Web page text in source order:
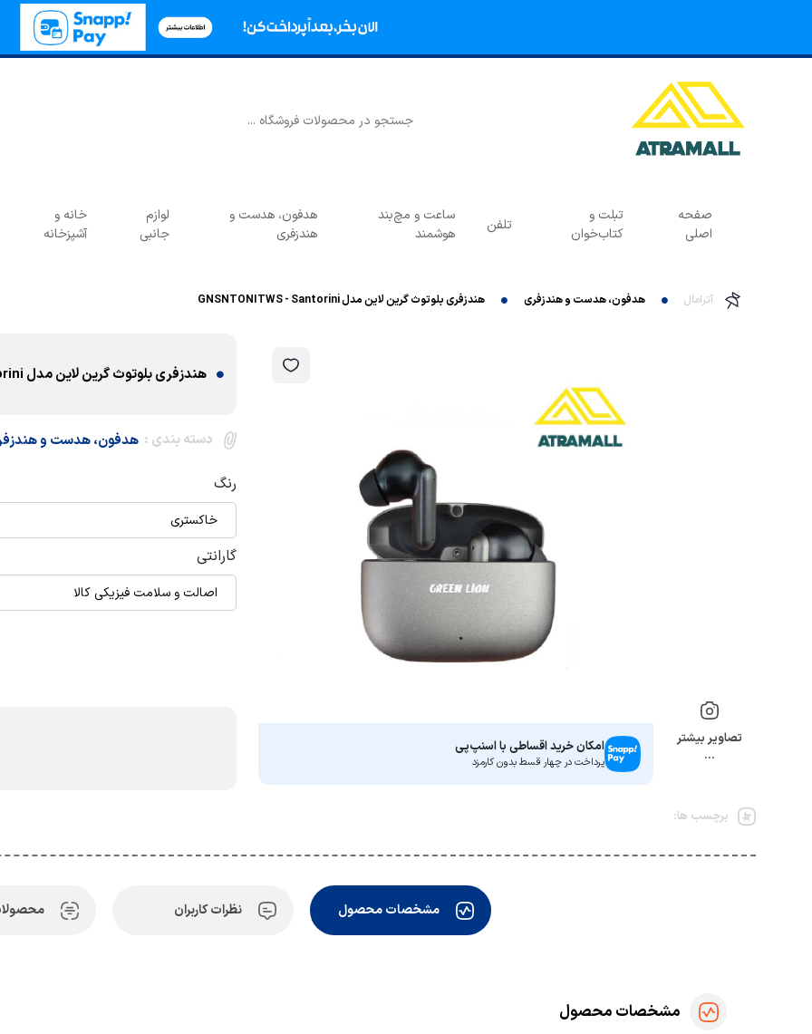
صفحه
اصلی
تبلت و
کتاب‌خوان
تلفن
ساعت و مچ‌بند
هوشمند
هدفون، هدست و
هندزفری
لوازم
جانبی
خانه و
آشپزخانه
آترامال هدفون، هدست و هندزفری هندزفری بلوتوث گرین لاین مدل GNSNTONITWS - Santorini
تصاویر بیشتر
…
امکان خرید اقساطی با اسنپ‌پی
پرداخت در چهار قسط بدون کارمزد
هندزفری بلوتوث گرین لاین مدل GNSNTONITWS - Santorini
دسته بندی : هدفون، هدست و
رنگ
خاکستری
گارانتی
اصالت و سلامت فیزیکی کالا
برچسب ها:
مشخصات محصول نظرات کاربران
مشخصات محصول